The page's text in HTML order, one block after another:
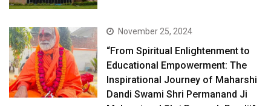
November 25, 2024
“From Spiritual Enlightenment to
Educational Empowerment: The
Inspirational Journey of Maharshi
Dandi Swami Shri Permanand Ji